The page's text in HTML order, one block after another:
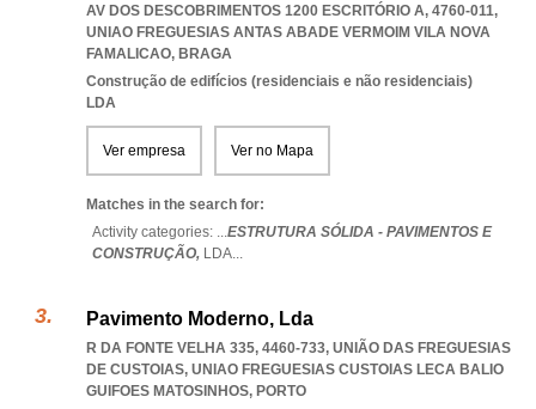
AV DOS DESCOBRIMENTOS 1200 ESCRITÓRIO A, 4760-011,
UNIAO FREGUESIAS ANTAS ABADE VERMOIM VILA NOVA
FAMALICAO, BRAGA
Construção de edifícios (residenciais e não residenciais)
LDA
Ver empresa Ver no Mapa
Matches in the search for:
Activity categories: ...ESTRUTURA SÓLIDA - PAVIMENTOS E
CONSTRUÇÃO, LDA...
Pavimento Moderno, Lda
R DA FONTE VELHA 335, 4460-733, UNIÃO DAS FREGUESIAS
DE CUSTOIAS, UNIAO FREGUESIAS CUSTOIAS LECA BALIO
GUIFOES MATOSINHOS, PORTO